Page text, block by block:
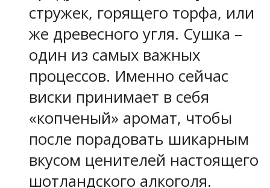
стружек, горящего торфа, или
же древесного угля. Сушка –
один из самых важных
процессов. Именно сейчас
виски принимает в себя
«копченый» аромат, чтобы
после порадовать шикарным
вкусом ценителей настоящего
шотландского алкоголя.